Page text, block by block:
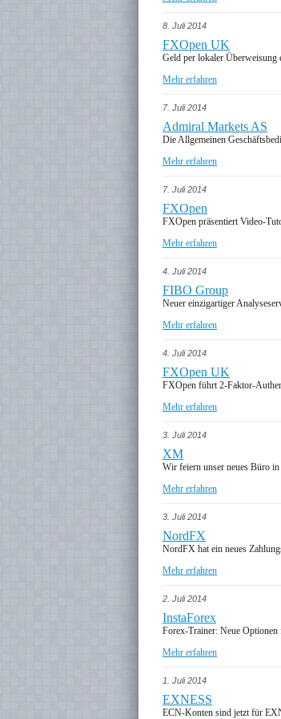
8. Juli 2014
FXOpen UK
Geld per lokaler Überweisung
Mehr erfahren
7. Juli 2014
Admiral Markets AS
Die Allgemeinen
Mehr erfahren
7. Juli 2014
FXOpen
FXOpen präsentiert Video-
Mehr erfahren
4. Juli 2014
FIBO Group
Neuer einzigartiger
Mehr erfahren
4. Juli 2014
FXOpen UK
FXOpen führt 2-Faktor-
Mehr erfahren
3. Juli 2014
XM
Wir feiern unser neues Büro in
Mehr erfahren
3. Juli 2014
NordFX
NordFX hat ein neues
Mehr erfahren
2. Juli 2014
InstaForex
Forex-Trainer: Neue
Mehr erfahren
1. Juli 2014
EXNESS
ECN-Konten sind jetzt für